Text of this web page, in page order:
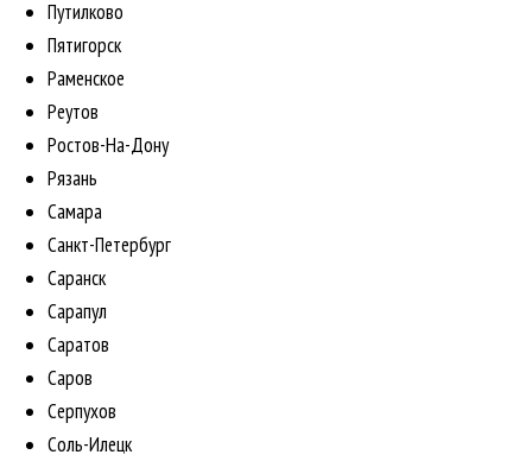
Путилково
Пятигорск
Раменское
Реутов
Ростов-На-Дону
Рязань
Самара
Санкт-Петербург
Саранск
Сарапул
Саратов
Саров
Серпухов
Соль-Илецк